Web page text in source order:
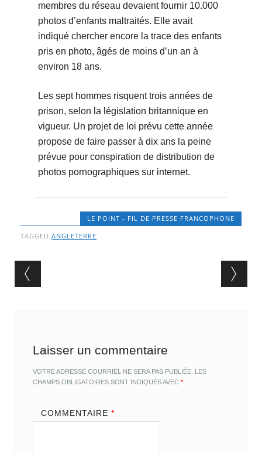
membres du réseau devaient fournir 10.000
photos d’enfants maltraités. Elle avait
indiqué chercher encore la trace des enfants
pris en photo, âgés de moins d’un an à
environ 18 ans.
Les sept hommes risquent trois années de
prison, selon la législation britannique en
vigueur. Un projet de loi prévu cette année
propose de faire passer à dix ans la peine
prévue pour conspiration de distribution de
photos pornographiques sur internet.
LE POINT - FIL DE PRESSE FRANCOPHONE
TAGGEDANGLETERRE
Post navigation
Laisser un commentaire
VOTRE ADRESSE COURRIEL NE SERA PAS PUBLIÉE. LES
CHAMPS OBLIGATOIRES SONT INDIQUÉS AVEC*
COMMENTAIRE *